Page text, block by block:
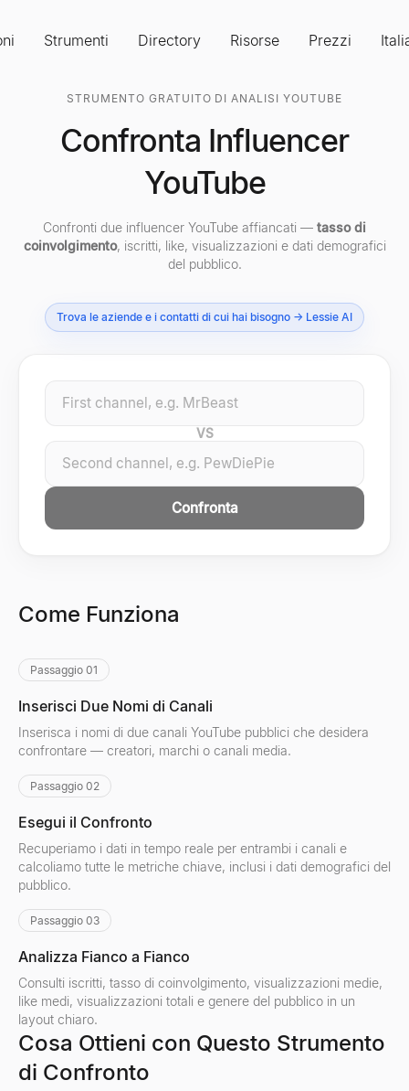
Strumenti Directory Risorse Prezzi
STRUMENTO GRATUITO DI ANALISI YOUTUBE
Confronta Influencer
YouTube
Confronti due influencer YouTube affiancati — tasso di
coinvolgimento, iscritti, like, visualizzazioni e dati demografici
del pubblico.
Trova le aziende e i contatti di cui hai bisogno → Lessie AI
VS
Confronta
Come Funziona
Passaggio 01
Inserisci Due Nomi di Canali
Inserisca i nomi di due canali YouTube pubblici che desidera
confrontare — creatori, marchi o canali media.
Passaggio 02
Esegui il Confronto
Recuperiamo i dati in tempo reale per entrambi i canali e
calcoliamo tutte le metriche chiave, inclusi i dati demografici del
pubblico.
Passaggio 03
Analizza Fianco a Fianco
Consulti iscritti, tasso di coinvolgimento, visualizzazioni medie,
like medi, visualizzazioni totali e genere del pubblico in un
layout chiaro.
Cosa Ottieni con Questo Strumento
di Confronto